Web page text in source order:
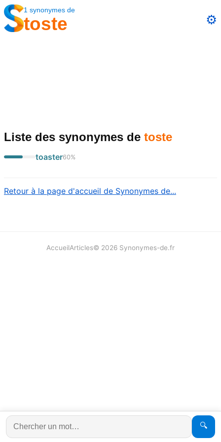
1 synonymes de
toste ⚙️
Liste des synonymes de toste
toaster60%
Retour à la page d'accueil de Synonymes de...
🔍
AccueilArticles© 2026 Synonymes-de.fr